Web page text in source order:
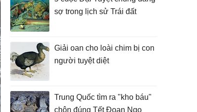
sợ trong lịch sử Trái đất
Giải oan cho loài chim bị con
người tuyệt diệt
Trung Quốc tìm ra "kho báu"
chôn đúng Tết Đoan Ngọ